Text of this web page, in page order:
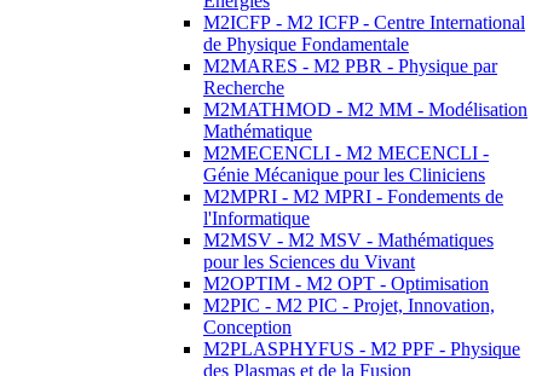
M2ICFP - M2 ICFP - Centre International
de Physique Fondamentale
M2MARES - M2 PBR - Physique par
Recherche
M2MATHMOD - M2 MM - Modélisation
Mathématique
M2MECENCLI - M2 MECENCLI -
Génie Mécanique pour les Cliniciens
M2MPRI - M2 MPRI - Fondements de
l'Informatique
M2MSV - M2 MSV - Mathématiques
pour les Sciences du Vivant
M2OPTIM - M2 OPT - Optimisation
M2PIC - M2 PIC - Projet, Innovation,
Conception
M2PLASPHYFUS - M2 PPF - Physique
des Plasmas et de la Fusion